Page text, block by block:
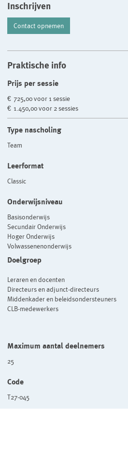
Inschrijven
Contact opnemen
Praktische info
Prijs per sessie
€ 725,00 voor 1 sessie
€ 1.450,00 voor 2 sessies
Type nascholing
Team
Leerformat
Classic
Onderwijsniveau
Basisonderwijs
Secundair Onderwijs
Hoger Onderwijs
Volwassenenonderwijs
Doelgroep
Leraren en docenten
Directeurs en adjunct-directeurs
Middenkader en beleidsondersteuners
CLB-medewerkers
Maximum aantal deelnemers
25
Code
T27-045